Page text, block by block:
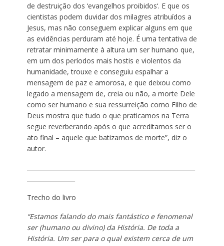
de destruição dos ‘evangelhos proibidos‘. E que os
cientistas podem duvidar dos milagres atribuídos a
Jesus, mas não conseguem explicar alguns em que
as evidências perduram até hoje. É uma tentativa de
retratar minimamente à altura um ser humano que,
em um dos períodos mais hostis e violentos da
humanidade, trouxe e conseguiu espalhar a
mensagem de paz e amorosa, e que deixou como
legado a mensagem de, creia ou não, a morte Dele
como ser humano e sua ressurreição como Filho de
Deus mostra que tudo o que praticamos na Terra
segue reverberando após o que acreditamos ser o
ato final – aquele que batizamos de morte”, diz o
autor.
Trecho do livro
“Estamos falando do mais fantástico e fenomenal
ser (humano ou divino) da História. De toda a
História. Um ser para o qual existem cerca de um